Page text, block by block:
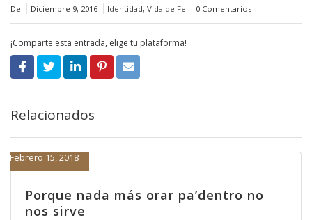
De Diciembre 9, 2016 Identidad, Vida de Fe 0 Comentarios
¡Comparte esta entrada, elige tu plataforma!
Relacionados
Porque nada más orar pa’dentro no
nos sirve
Febrero 15, 2018